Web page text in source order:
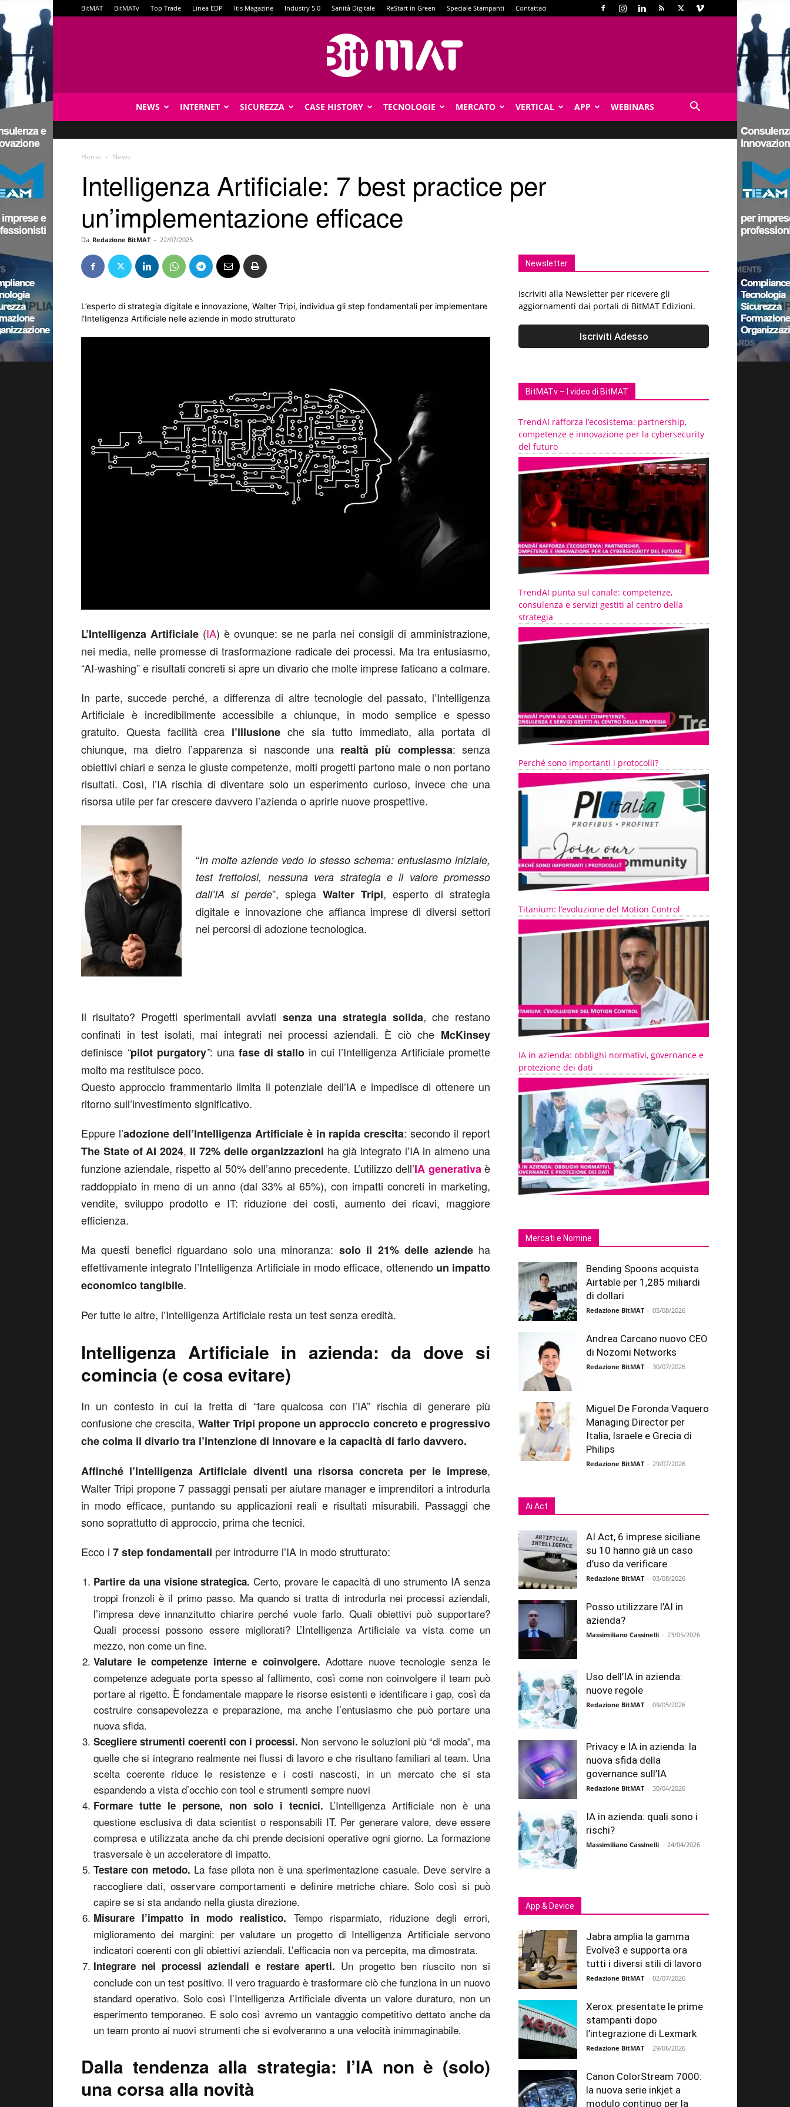
BitMAT BitMATv Top Trade Linea EDP Itis Magazine Industry 5.0 Sanità Digitale ReStart in Green Speciale Stampanti Contattaci
NEWS INTERNET SICUREZZA CASE HISTORY TECNOLOGIE MERCATO VERTICAL APP WEBINARS
Home News
Intelligenza Artificiale: 7 best practice per
un’implementazione efficace
Da Redazione BitMAT - 22/07/2025
L’esperto di strategia digitale e innovazione, Walter Tripi, individua gli step fondamentali per implementare
l’Intelligenza Artificiale nelle aziende in modo strutturato
L’Intelligenza Artificiale (IA) è ovunque: se ne parla nei consigli di amministrazione,
nei media, nelle promesse di trasformazione radicale dei processi. Ma tra entusiasmo,
“AI-washing” e risultati concreti si apre un divario che molte imprese faticano a colmare.
In parte, succede perché, a differenza di altre tecnologie del passato, l’Intelligenza
Artificiale è incredibilmente accessibile a chiunque, in modo semplice e spesso
gratuito. Questa facilità crea l’illusione che sia tutto immediato, alla portata di
chiunque, ma dietro l’apparenza si nasconde unarealtà più complessa: senza
obiettivi chiari e senza le giuste competenze, molti progetti partono male o non portano
risultati. Così, l’IA rischia di diventare solo un esperimento curioso, invece che una
risorsa utile per far crescere davvero l’azienda o aprirle nuove prospettive.
“In molte aziende vedo lo stesso schema: entusiasmo iniziale,
test frettolosi, nessuna vera strategia e il valore promesso
dall’IA si perde”, spiega Walter Tripi, esperto di strategia
digitale e innovazione che affianca imprese di diversi settori
nei percorsi di adozione tecnologica.
Il risultato? Progetti sperimentali avviati senza una strategia solida, che restano
confinati in test isolati, mai integrati nei processi aziendali. È ciò che McKinsey
definisce “pilot purgatory”: una fase di stallo in cui l’Intelligenza Artificiale promette
molto ma restituisce poco.
Questo approccio frammentario limita il potenziale dell’IA e impedisce di ottenere un
ritorno sull’investimento significativo.
Eppure l’adozione dell’Intelligenza Artificiale è in rapida crescita: secondo il report
The State of AI 2024, il 72% delle organizzazioni ha già integrato l’IA in almeno una
funzione aziendale, rispetto al 50% dell’anno precedente. L’utilizzo dell’IA generativa è
raddoppiato in meno di un anno (dal 33% al 65%), con impatti concreti in marketing,
vendite, sviluppo prodotto e IT: riduzione dei costi, aumento dei ricavi, maggiore
efficienza.
Ma questi benefici riguardano solo una minoranza: solo il 21% delle aziendeha
effettivamente integrato l’Intelligenza Artificiale in modo efficace, ottenendo un impatto
economico tangibile.
Per tutte le altre, l’Intelligenza Artificiale resta un test senza eredità.
Intelligenza Artificiale in azienda: da dove si
comincia (e cosa evitare)
In un contesto in cui la fretta di “fare qualcosa con l’IA” rischia di generare più
confusione che crescita, Walter Tripi propone un approccio concreto e progressivo
che colma il divario tra l’intenzione di innovare e la capacità di farlo davvero.
Affinché l’Intelligenza Artificiale diventi una risorsa concreta per le imprese,
Walter Tripi propone 7 passaggi pensati per aiutare manager e imprenditori a introdurla
in modo efficace, puntando su applicazioni reali e risultati misurabili. Passaggi che
sono soprattutto di approccio, prima che tecnici.
Ecco i 7 step fondamentali per introdurre l’IA in modo strutturato:
Partire da una visione strategica.Certo, provare le capacità di uno strumento IA senza
troppi fronzoli è il primo passo. Ma quando si tratta di introdurla nei processi aziendali,
l’impresa deve innanzitutto chiarire perché vuole farlo. Quali obiettivi può supportare?
Quali processi possono essere migliorati? L’Intelligenza Artificiale va vista come un
mezzo, non come un fine.
Valutare le competenze interne e coinvolgere. Adottare nuove tecnologie senza le
competenze adeguate porta spesso al fallimento, così come non coinvolgere il team può
portare al rigetto. È fondamentale mappare le risorse esistenti e identificare i gap, così da
costruire consapevolezza e preparazione, ma anche l’entusiasmo che può portare una
nuova sfida.
Scegliere strumenti coerenti con i processi. Non servono le soluzioni più “di moda”, ma
quelle che si integrano realmente nei flussi di lavoro e che risultano familiari al team. Una
scelta coerente riduce le resistenze e i costi nascosti, in un mercato che si sta
espandendo a vista d’occhio con tool e strumenti sempre nuovi
Formare tutte le persone, non solo i tecnici. L’Intelligenza Artificiale non è una
questione esclusiva di data scientist o responsabili IT. Per generare valore, deve essere
compresa e utilizzata anche da chi prende decisioni operative ogni giorno. La formazione
trasversale è un acceleratore di impatto.
Testare con metodo. La fase pilota non è una sperimentazione casuale. Deve servire a
raccogliere dati, osservare comportamenti e definire metriche chiare. Solo così si può
capire se si sta andando nella giusta direzione.
Misurare l’impatto in modo realistico. Tempo risparmiato, riduzione degli errori,
miglioramento dei margini: per valutare un progetto di Intelligenza Artificiale servono
indicatori coerenti con gli obiettivi aziendali. L’efficacia non va percepita, ma dimostrata.
Integrare nei processi aziendali e restare aperti. Un progetto ben riuscito non si
conclude con un test positivo. Il vero traguardo è trasformare ciò che funziona in un nuovo
standard operativo. Solo così l’Intelligenza Artificiale diventa un valore duraturo, non un
esperimento temporaneo. E solo così avremo un vantaggio competitivo dettato anche da
un team pronto ai nuovi strumenti che si evolveranno a una velocità inimmaginabile.
Dalla tendenza alla strategia: l’IA non è (solo)
una corsa alla novità
Newsletter
Iscriviti alla Newsletter per ricevere gli
aggiornamenti dai portali di BitMAT Edizioni.
BitMATv – I video di BitMAT
TrendAI rafforza l’ecosistema: partnership,
competenze e innovazione per la cybersecurity
del futuro
TrendAI punta sul canale: competenze,
consulenza e servizi gestiti al centro della
strategia
Perché sono importanti i protocolli?
Titanium: l’evoluzione del Motion Control
IA in azienda: obblighi normativi, governance e
protezione dei dati
Mercati e Nomine
Bending Spoons acquista
Airtable per 1,285 miliardi
di dollari
Redazione BitMAT - 05/08/2026
Andrea Carcano nuovo CEO
di Nozomi Networks
Redazione BitMAT - 30/07/2026
Miguel De Foronda Vaquero
Managing Director per
Italia, Israele e Grecia di
Philips
Redazione BitMAT - 29/07/2026
Ai Act
AI Act, 6 imprese siciliane
su 10 hanno già un caso
d’uso da verificare
Redazione BitMAT - 03/08/2026
Posso utilizzare l’AI in
azienda?
Massimiliano Cassinelli - 23/05/2026
Uso dell’IA in azienda:
nuove regole
Redazione BitMAT - 09/05/2026
Privacy e IA in azienda: la
nuova sfida della
governance sull’IA
Redazione BitMAT - 30/04/2026
IA in azienda: quali sono i
rischi?
Massimiliano Cassinelli - 24/04/2026
App & Device
Jabra amplia la gamma
Evolve3 e supporta ora
tutti i diversi stili di lavoro
Redazione BitMAT - 02/07/2026
Xerox: presentate le prime
stampanti dopo
l’integrazione di Lexmark
Redazione BitMAT - 29/06/2026
Canon ColorStream 7000:
la nuova serie inkjet a
modulo continuo per la